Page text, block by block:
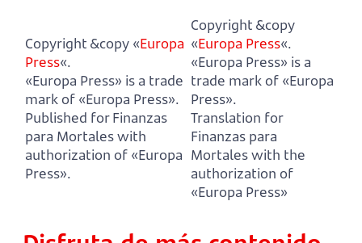
Copyright &copy «Europa
Press«.
«Europa Press» is a trade
mark of «Europa Press».
Published for Finanzas
para Mortales with
authorization of «Europa
Press».
Copyright &copy
«Europa Press«.
«Europa Press» is a
trade mark of «Europa
Press».
Translation for
Finanzas para
Mortales with the
authorization of
«Europa Press»